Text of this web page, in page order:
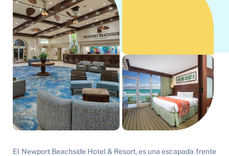
El Newport Beachside Hotel & Resort, es una escapada frente